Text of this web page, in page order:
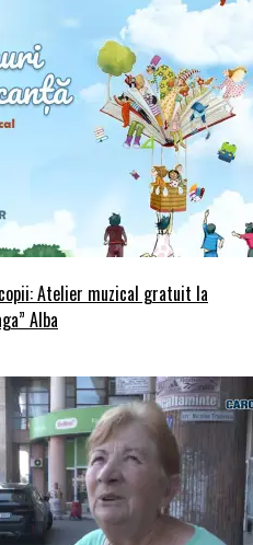
Atelier muzical gratuit la
Alba